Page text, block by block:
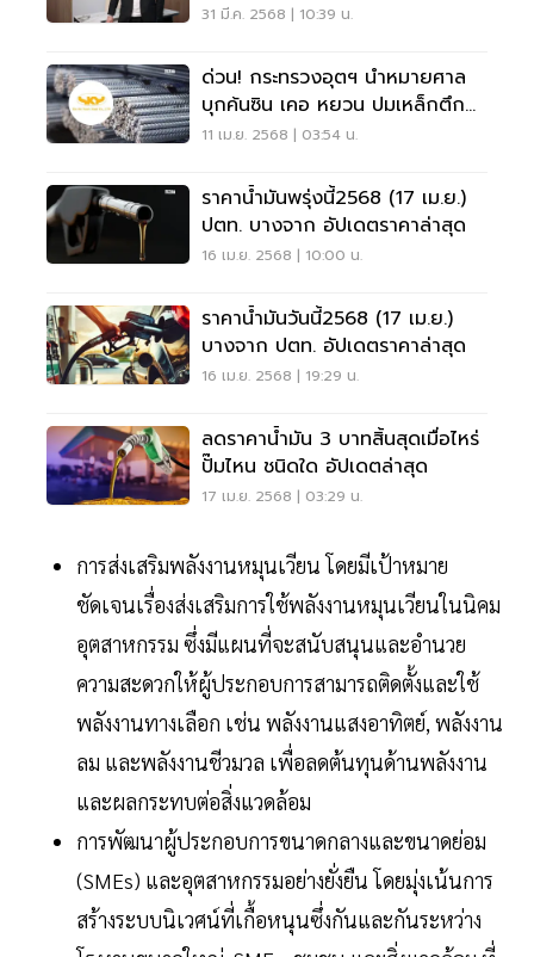
31 มี.ค. 2568 | 10:39 น.
ด่วน! กระทรวงอุตฯ นำหมายศาล
บุกค้นซิน เคอ หยวน ปมเหล็กตึก
สตง. ถล่ม
11 เม.ย. 2568 | 03:54 น.
ราคาน้ำมันพรุ่งนี้2568 (17 เม.ย.)
ปตท. บางจาก อัปเดตราคาล่าสุด
16 เม.ย. 2568 | 10:00 น.
ราคาน้ำมันวันนี้2568 (17 เม.ย.)
บางจาก ปตท. อัปเดตราคาล่าสุด
16 เม.ย. 2568 | 19:29 น.
ลดราคาน้ำมัน 3 บาทสิ้นสุดเมื่อไหร่
ปั๊มไหน ชนิดใด อัปเดตล่าสุด
17 เม.ย. 2568 | 03:29 น.
การส่งเสริมพลังงานหมุนเวียน โดยมีเป้าหมาย
ชัดเจนเรื่องส่งเสริมการใช้พลังงานหมุนเวียนในนิคม
อุตสาหกรรม ซึ่งมีแผนที่จะสนับสนุนและอำนวย
ความสะดวกให้ผู้ประกอบการสามารถติดตั้งและใช้
พลังงานทางเลือก เช่น พลังงานแสงอาทิตย์, พลังงาน
ลม และพลังงานชีวมวล เพื่อลดต้นทุนด้านพลังงาน
และผลกระทบต่อสิ่งแวดล้อม
การพัฒนาผู้ประกอบการขนาดกลางและขนาดย่อม
(SMEs) และอุตสาหกรรมอย่างยั่งยืน โดยมุ่งเน้นการ
สร้างระบบนิเวศน์ที่เกื้อหนุนซึ่งกันและกันระหว่าง